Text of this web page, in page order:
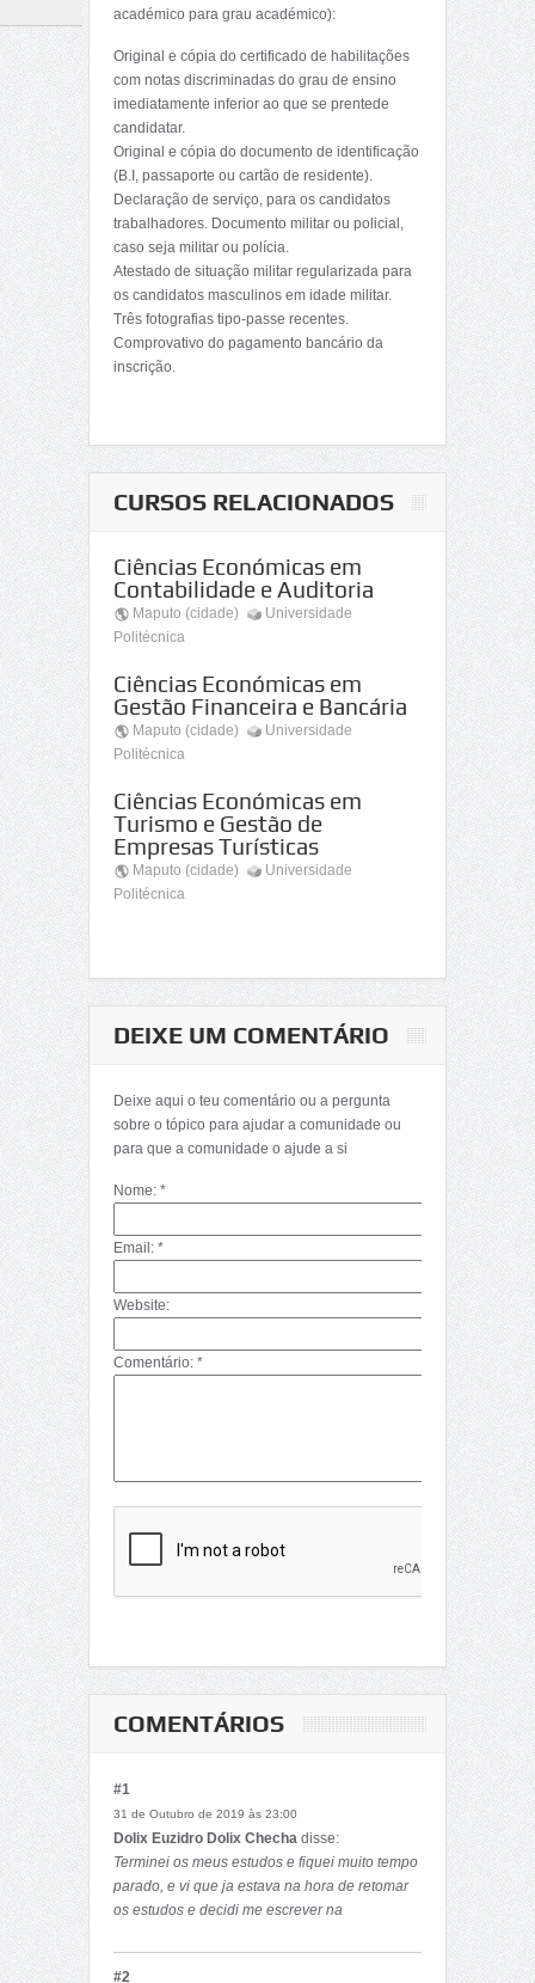
académico para grau académico):
Original e cópia do certificado de habilitações
com notas discriminadas do grau de ensino
imediatamente inferior ao que se prentede
candidatar.
Original e cópia do documento de identificação
(B.I, passaporte ou cartão de residente).
Declaração de serviço, para os candidatos
trabalhadores. Documento militar ou policial,
caso seja militar ou polícia.
Atestado de situação militar regularizada para
os candidatos masculinos em idade militar.
Três fotografias tipo-passe recentes.
Comprovativo do pagamento bancário da
inscrição.
CURSOS RELACIONADOS
Ciências Económicas em
Contabilidade e Auditoria
Maputo (cidade)
Universidade
Politécnica
Ciências Económicas em
Gestão Financeira e Bancária
Maputo (cidade)
Universidade
Politécnica
Ciências Económicas em
Turismo e Gestão de
Empresas Turísticas
Maputo (cidade)
Universidade
Politécnica
DEIXE UM COMENTÁRIO
Deixe aqui o teu comentário ou a pergunta
sobre o tópico para ajudar a comunidade ou
para que a comunidade o ajude a si
Nome: *
Email: *
Website:
Comentário: *
COMENTÁRIOS
#1
31 de Outubro de 2019 às 23:00
Dolix Euzidro Dolix Checha disse:
Terminei os meus estudos e fiquei muito tempo
parado, e vi que ja estava na hora de retomar
os estudos e decidi me escrever na
#2